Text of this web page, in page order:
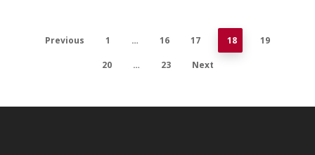
Previous 1 … 16 17 18 19
20 … 23 Next